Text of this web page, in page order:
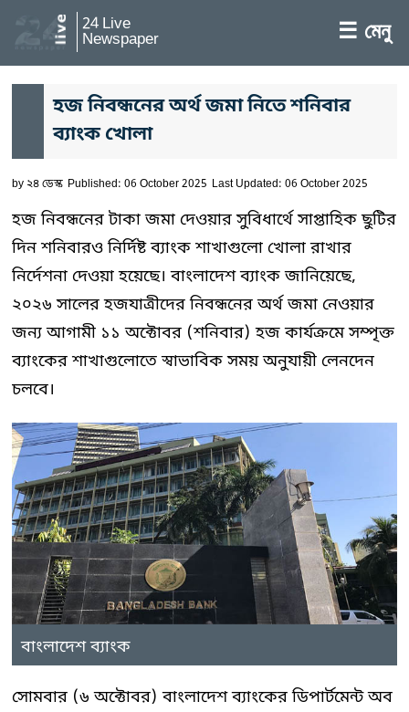
24 Live
Newspaper ☰ মেনু
হজ নিবন্ধনের অর্থ জমা নিতে শনিবার
ব্যাংক খোলা
by২৪ ডেস্ক Published: 06 October 2025 Last Updated: 06 October 2025
হজ নিবন্ধনের টাকা জমা দেওয়ার সুবিধার্থে সাপ্তাহিক ছুটির
দিন শনিবারও নির্দিষ্ট ব্যাংক শাখাগুলো খোলা রাখার
নির্দেশনা দেওয়া হয়েছে। বাংলাদেশ ব্যাংক জানিয়েছে,
২০২৬ সালের হজযাত্রীদের নিবন্ধনের অর্থ জমা নেওয়ার
জন্য আগামী ১১ অক্টোবর (শনিবার) হজ কার্যক্রমে সম্পৃক্ত
ব্যাংকের শাখাগুলোতে স্বাভাবিক সময় অনুযায়ী লেনদেন
চলবে।
বাংলাদেশ ব্যাংক
সোমবার (৬ অক্টোবর) বাংলাদেশ ব্যাংকের ডিপার্টমেন্ট অব